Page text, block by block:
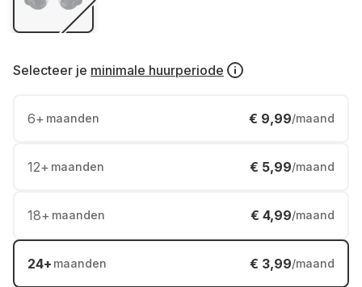
Selecteer je minimale huurperiode
6+ maanden € 9,99/maand
12+ maanden € 5,99/maand
18+ maanden € 4,99/maand
24+ maanden € 3,99/maand